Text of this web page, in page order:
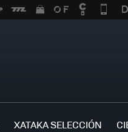
XATAKA SELECCIÓN